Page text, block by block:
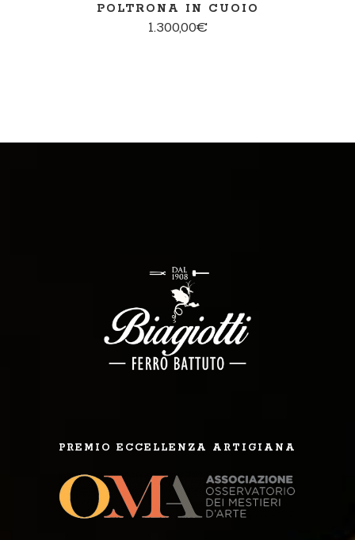
POLTRONA IN CUOIO
1.300,00€
PREMIO ECCELLENZA ARTIGIANA